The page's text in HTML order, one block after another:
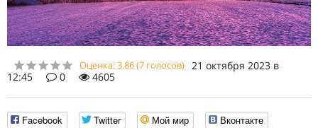
Оценка:3.86(7 голосов) 21 октября 2023 в
12:45
0 4605
Facebook Twitter Мой мир
Вконтакте